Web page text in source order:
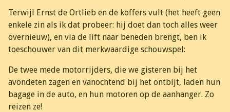
Terwijl Ernst de Ortlieb en de koffers vult (het heeft geen
enkele zin als ik dat probeer: hij doet dan toch alles weer
overnieuw), en via de lift naar beneden brengt, ben ik
toeschouwer van dit merkwaardige schouwspel:
De twee mede motorrijders, die we gisteren bij het
avondeten zagen en vanochtend bij het ontbijt, laden hun
bagage in de auto, en hun motoren op de aanhanger. Zo
reizen ze!